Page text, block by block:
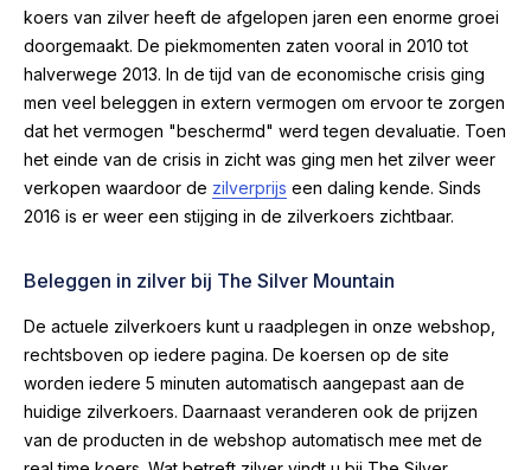
koers van zilver heeft de afgelopen jaren een enorme groei
doorgemaakt. De piekmomenten zaten vooral in 2010 tot
halverwege 2013. In de tijd van de economische crisis ging
men veel beleggen in extern vermogen om ervoor te zorgen
dat het vermogen "beschermd" werd tegen devaluatie. Toen
het einde van de crisis in zicht was ging men het zilver weer
verkopen waardoor de zilverprijs een daling kende. Sinds
2016 is er weer een stijging in de zilverkoers zichtbaar.
Beleggen in zilver bij The Silver Mountain
De actuele zilverkoers kunt u raadplegen in onze webshop,
rechtsboven op iedere pagina. De koersen op de site
worden iedere 5 minuten automatisch aangepast aan de
huidige zilverkoers. Daarnaast veranderen ook de prijzen
van de producten in de webshop automatisch mee met de